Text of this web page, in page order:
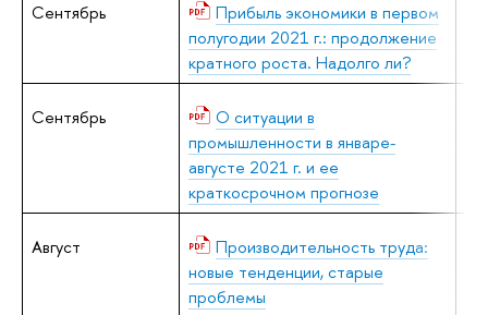
Сентябрь
Прибыль экономики в первом
полугодии 2021 г.: продолжение
кратного роста. Надолго ли?
Сентябрь
О ситуации в
промышленности в январе-
августе 2021 г. и ее
краткосрочном прогнозе
Август
Производительность труда:
новые тенденции, старые
проблемы